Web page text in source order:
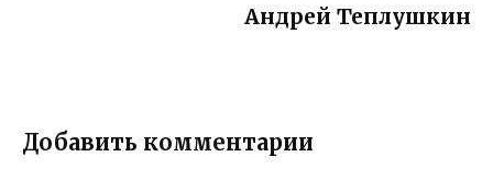
Андрей Теплушкин
Добавить комментарии